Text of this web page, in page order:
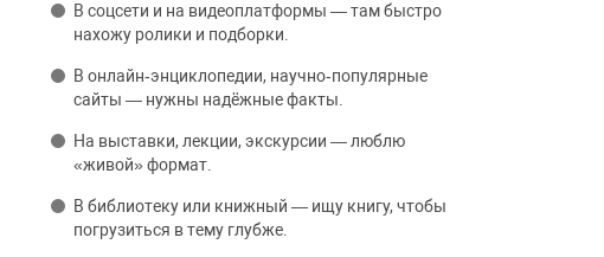
В соцсети и на видеоплатформы — там быстро
нахожу ролики и подборки.
В онлайн‑энциклопедии, научно‑популярные
сайты — нужны надёжные факты.
На выставки, лекции, экскурсии — люблю
«живой» формат.
В библиотеку или книжный — ищу книгу, чтобы
погрузиться в тему глубже.